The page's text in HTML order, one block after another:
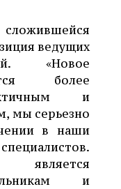
ведущих
«Новое
более
и
мы серьезно
в наши
и